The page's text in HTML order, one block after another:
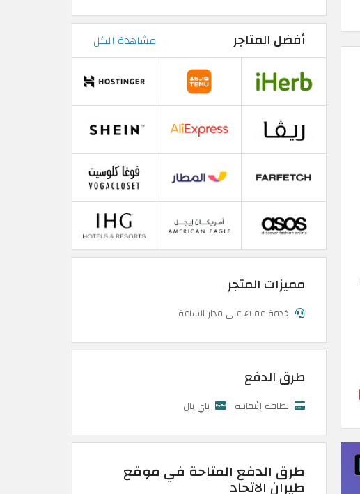
أفضل المتاجر مشاهدة الكل
مميزات المتجر
خدمة عملاء على مدار الساعة
طرق الدفع
بطاقة إئتمانية باي بال
طرق الدفع المتاحة في موقع
طيران الاتحاد